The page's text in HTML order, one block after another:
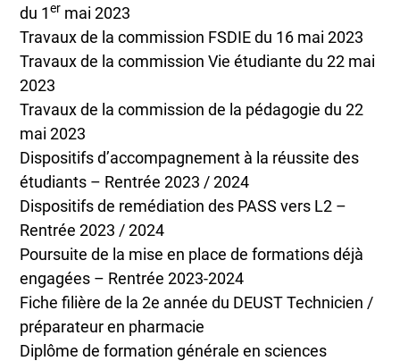
du 1er mai 2023
Travaux de la commission FSDIE du 16 mai 2023
Travaux de la commission Vie étudiante du 22 mai
2023
Travaux de la commission de la pédagogie du 22
mai 2023
Dispositifs d’accompagnement à la réussite des
étudiants – Rentrée 2023 / 2024
Dispositifs de remédiation des PASS vers L2 –
Rentrée 2023 / 2024
Poursuite de la mise en place de formations déjà
engagées – Rentrée 2023-2024
Fiche filière de la 2e année du DEUST Technicien /
préparateur en pharmacie
Diplôme de formation générale en sciences